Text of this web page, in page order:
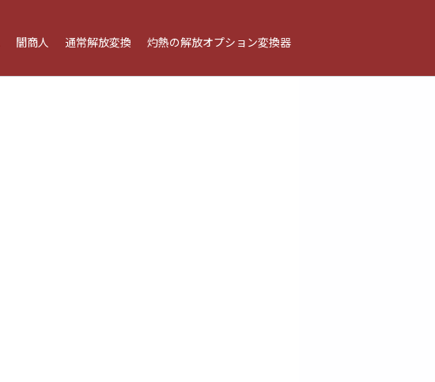
闇商人 通常解放変換 灼熱の解放オプション変換器